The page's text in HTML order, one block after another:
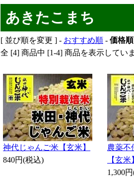
あきたこまち
[ 並び順を変更 ] - おすすめ順 - 価格順
全 [4] 商品中 [1-4] 商品を表示してい
神代じゃんご米【玄米】
840円(税込)
農薬不
【玄米
1,300